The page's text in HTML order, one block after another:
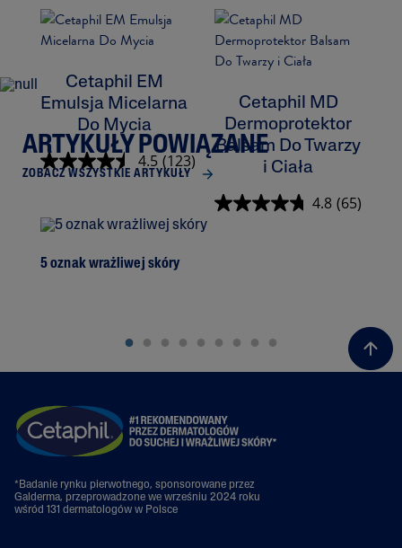
Cetaphil EM
Emulsja Micelarna
Do Mycia
4.5 (123)
Cetaphil MD
Dermoprotektor
Balsam Do Twarzy
i Ciała
4.8 (65)
ARTYKUŁY POWIĄZANE
ZOBACZ WSZYSTKIE ARTYKUŁY
5 oznak wrażliwej skóry
*Badanie rynku pierwotnego, sponsorowane przez
Galderma, przeprowadzone we wrześniu 2024 roku
wśród 131 dermatologów w Polsce